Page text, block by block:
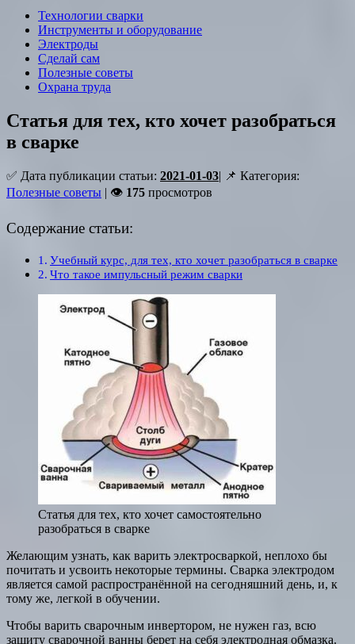
Технологии сварки
Инструменты и оборудование
Электроды
Сделай сам
Полезные советы
Охрана труда
Статья для тех, кто хочет разобраться
в сварке
✅ Дата публикации статьи: 2021-01-03| 📌 Категория:
Полезные советы | 👁 175 просмотров
Содержание статьи:
Учебный курс, для тех, кто хочет разобраться в сварке
Что такое импульсный режим сварки
Статья для тех, кто хочет самостоятельно
разобраться в сварке
Желающим узнать, как варить электросваркой, неплохо бы
почитать и усвоить некоторые термины. Сварка электродом
является самой распространённой на сегодняшний день, и, к
тому же, легкой в обучении.
Чтобы варить сварочным инвертором, не нужен газ, всю
защиту сварочной ванны берет на себя электродная обмазка.